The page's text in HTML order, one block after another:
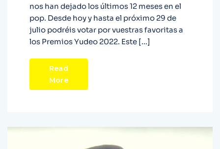
nos han dejado los últimos 12 meses en el
pop. Desde hoy y hasta el próximo 29 de
julio podréis votar por vuestras favoritas a
los Premios Yudeo 2022. Este […]
Read
More